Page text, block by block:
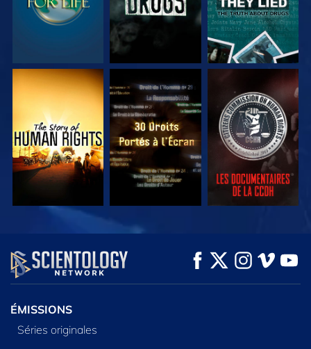
REGARDER REGARDER REGARDER
REGARDER REGARDER
DÉCOUVRIR LES
SÉRIES
ÉMISSIONS
Séries originales